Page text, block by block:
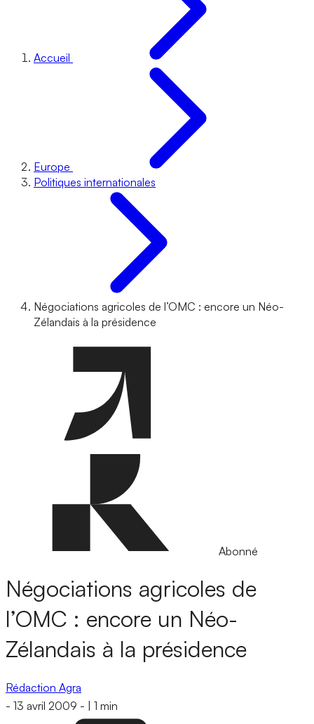
Accueil
Europe
Politiques internationales
Négociations agricoles de l’OMC : encore un Néo-
Zélandais à la présidence
Abonné
Négociations agricoles de
l’OMC : encore un Néo-
Zélandais à la présidence
Rédaction Agra
- 13 avril 2009 - 1 min